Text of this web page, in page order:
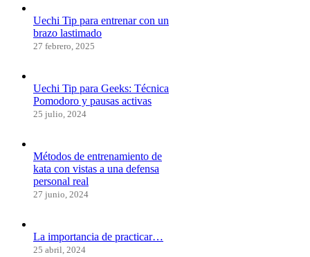
Uechi Tip para entrenar con un
brazo lastimado
27 febrero, 2025
Uechi Tip para Geeks: Técnica
Pomodoro y pausas activas
25 julio, 2024
Métodos de entrenamiento de
kata con vistas a una defensa
personal real
27 junio, 2024
La importancia de practicar…
25 abril, 2024